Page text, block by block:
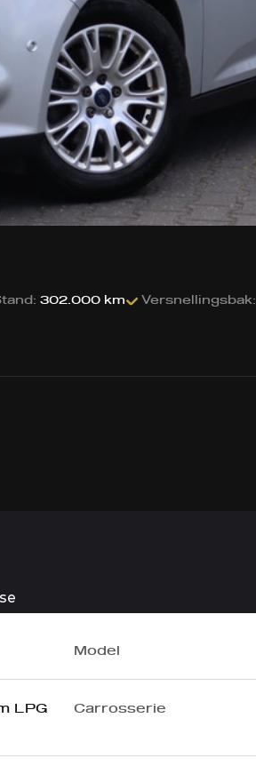
302.000 km Versnellingsbak:
Model
LPG
Carrosserie